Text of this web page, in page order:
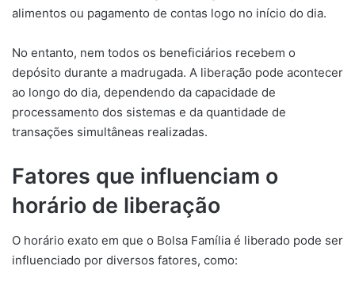
alimentos ou pagamento de contas logo no início do dia.
No entanto, nem todos os beneficiários recebem o
depósito durante a madrugada. A liberação pode acontecer
ao longo do dia, dependendo da capacidade de
processamento dos sistemas e da quantidade de
transações simultâneas realizadas.
Fatores que influenciam o
horário de liberação
O horário exato em que o Bolsa Família é liberado pode ser
influenciado por diversos fatores, como: